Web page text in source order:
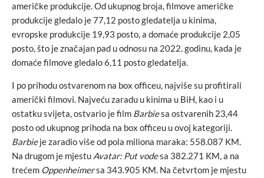
američke produkcije. Od ukupnog broja, filmove američke
produkcije gledalo je 77,12 posto gledatelja u kinima,
evropske produkcije 19,93 posto, a domaće produkcije 2,05
posto, što je značajan pad u odnosu na 2022. godinu, kada je
domaće filmove gledalo 6,11 posto gledatelja.
I po prihodu ostvarenom na box officeu, najviše su profitirali
američki filmovi. Najveću zaradu u kinima u BiH, kao i u
ostatku svijeta, ostvario je film Barbiesa ostvarenih 23,44
posto od ukupnog prihoda na box officeu u ovoj kategoriji.
Barbieje zaradio više od pola miliona maraka: 558.087 KM.
Na drugom je mjestu Avatar: Put vodesa 382.271 KM, a na
trećem Oppenheimersa 343.905 KM. Na četvrtom je mjestu